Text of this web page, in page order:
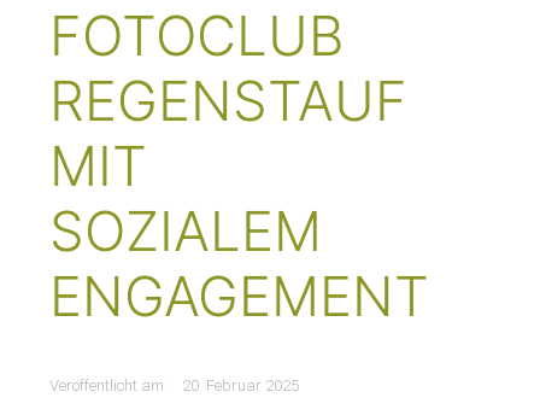
FOTOCLUB
REGENSTAUF
MIT
SOZIALEM
ENGAGEMENT
Veröffentlicht am: 20. Februar 2025